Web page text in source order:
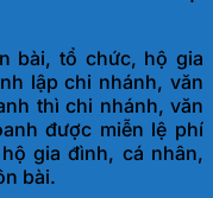
bài, tổ chức, hộ gia
lập chi nhánh, văn
thì chi nhánh, văn
được miễn lệ phí
gia đình, cá nhân,
bài.